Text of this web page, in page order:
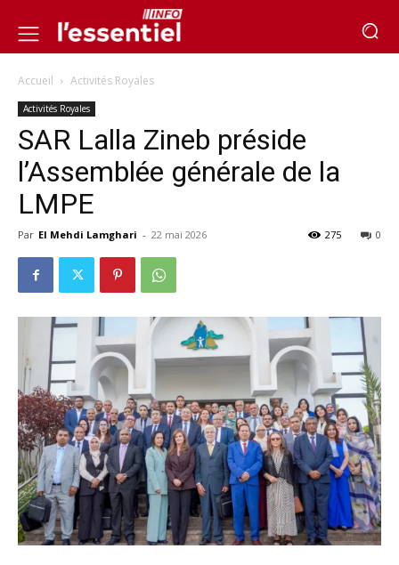
Accueil Activités Royales
Activités Royales
SAR Lalla Zineb préside
l’Assemblée générale de la
LMPE
Par El Mehdi Lamghari - 22 mai 2026 0
275